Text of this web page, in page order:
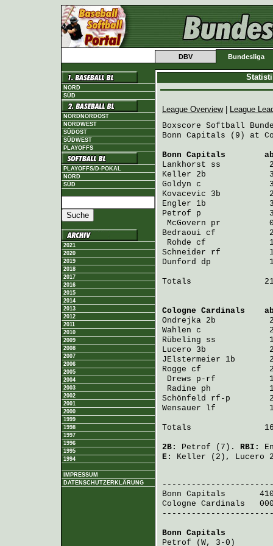
DBV Bundesliga
NORD
SÜD
NORDNORDOST
NORDWEST
SÜDOST
SÜDWEST
PLAYOFFS
PLAYOFFS/D-POKAL
NORD
SÜD
2021
2020
2019
2018
2017
2016
2015
2014
2013
2012
2011
2010
2009
2008
2007
2006
2005
2004
2003
2002
2001
2000
1999
1998
1997
1996
1995
1994
IMPRESSUM
DATENSCHUTZERKLÄRUNG
League Overview|
League
Boxscore Softball
Bonn Capitals (9) at
Bonn Capitals
Lankhorst ss          2
Keller 2b             3
Goldyn c              3
Kovacevic 3b          2
Engler 1b             3
Petrof p              3
McGovern pr          0
Bedraoui cf           2
Rohde cf             1
Schneider rf          1
Dunford dp            1
Totals
Cologne Cardinals
Ondrejka 2b           2
Wahlen c              2
Rübeling ss           1
Lucero 3b             2
JElstermeier 1b
Rogge cf              2
Drews p-rf           1
Radine ph            1
Schönfeld rf-p        2
Wensauer lf           1
Totals               16
2B: Petrof (7). RBI:
E: Keller (2), Lucero
Bonn Capitals
Cologne Cardinals
Bonn Capitals
Petrof (W, 3-0)